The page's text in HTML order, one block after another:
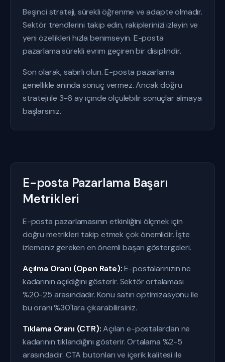
Beşinci strateji, sürekli öğrenme ve adapte olmadır.
Sektör trendlerini takip edin, rakiplerinizi izleyin ve
yeni özellikleri hızla benimseyin. E-posta
pazarlama sürekli evrim geçiren bir disiplindir.
Son olarak, sabırlı olun. E-posta pazarlama
genellikle anında sonuç vermez. Ancak doğru
strateji ile 3-6 ay içinde ölçülebilir sonuçlar almaya
başlarsınız.
E-posta Pazarlama Başarı
Metrikleri
E-posta pazarlamasının etkinliğini ölçmek için
doğru metrikleri takip etmek çok önemlidir. İşte
izlemeniz gereken en önemli başarı göstergeleri.
Açılma Oranı (Open Rate):E-postalarınızın ne
kadarının açıldığını gösterir. Sektör ortalaması
%20-25 arasındadır. Konu satırı optimizasyonu ile
bu oranı %30'lara çıkarabilirsiniz.
Tıklama Oranı (CTR):Açılan e-postalardan ne
kadarının tıklandığını gösterir. Ortalama %2-5
arasındadır. CTA butonları ve içerik kalitesi ile